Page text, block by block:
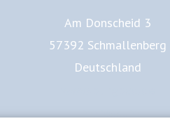
Am Donscheid 3
57392 Schmallenberg
Deutschland